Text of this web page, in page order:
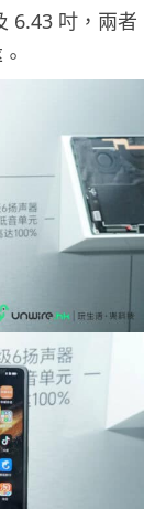
6.43 吋，兩者